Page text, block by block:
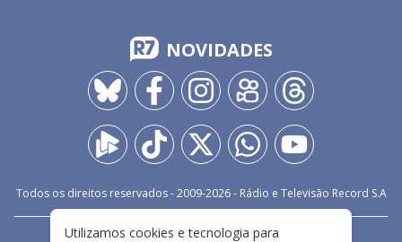
NOVIDADES
Todos os direitos reservados - 2009-2026- Rádio e Televisão Record S.A
Utilizamos cookies e tecnologia para